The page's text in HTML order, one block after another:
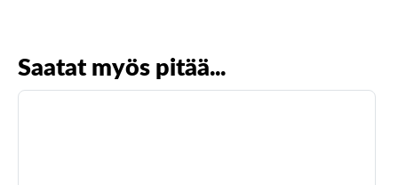
Saatat myös pitää...